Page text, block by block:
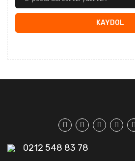
KAYDOL
0212 548 83 78